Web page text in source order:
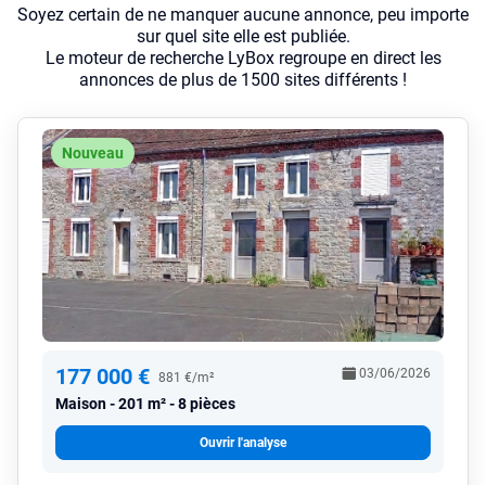
Soyez certain de ne manquer aucune annonce, peu importe
sur quel site elle est publiée.
Le moteur de recherche LyBox regroupe en direct les
annonces de plus de 1500 sites différents !
Nouveau
177 000 € 881 €/m²
Maison 201 m² - 8 pièces
03/06/2026
Ouvrir l'analyse